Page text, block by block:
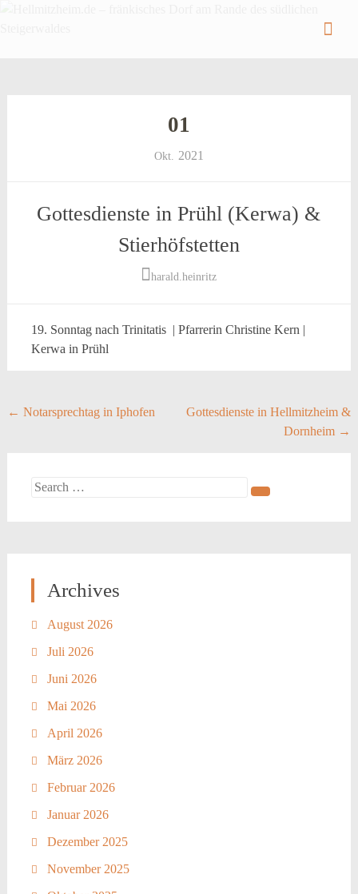
Hellmitzheim.de – fränkisches Dorf am Rande
01
Okt. 2021
Gottesdienste in Prühl (Kerwa) &
Stierhöfstetten
harald.heinritz
19. Sonntag nach Trinitatis | Pfarrerin Christine Kern |
Kerwa in Prühl
Post
← Notarsprechtag in Iphofen
Gottesdienste in Hellmitzheim &
Dornheim →
Search
Archives
August 2026
Juli 2026
Juni 2026
Mai 2026
April 2026
März 2026
Februar 2026
Januar 2026
Dezember 2025
November 2025